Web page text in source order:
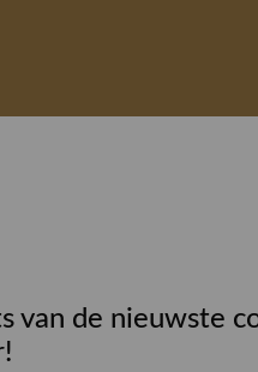
van de nieuwste